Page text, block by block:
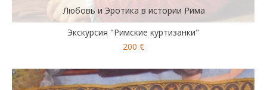
Любовь и Эротика в истории Рима
Экскурсия "Римские куртизанки"
200 €